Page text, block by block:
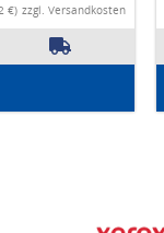
€) zzgl. Versandkosten